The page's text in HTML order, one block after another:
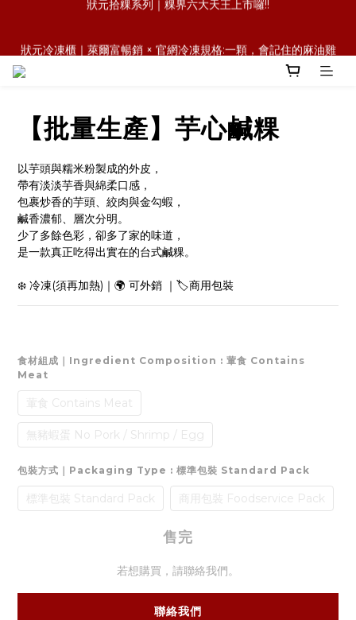
飯糰
【批量生產】芋心鹹粿
以芋頭與糯米粉製成的外皮，
帶有淡淡芋香與綿柔口感，
包裹炒香的芋頭、絞肉與金勾蝦，
鹹香濃郁、層次分明。
少了多餘色彩，卻多了家的味道，
是一款真正吃得出實在的台式鹹粿。
❄️ 冷凍(須再加熱)｜🌍 可外銷 ｜🏷️商用包裝
食材組成｜Ingredient Composition : 葷食 Contains
Meat
葷食 Contains Meat
無豬蝦蛋 No Pork / Shrimp / Egg
包裝方式｜Packaging Type : 標準包裝 Standard Pack
標準包裝 Standard Pack 商用包裝 Foodservice Pack
售完
若想購買，請聯絡我們。
聯絡我們